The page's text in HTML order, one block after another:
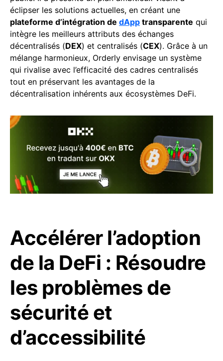
éclipser les solutions actuelles, en créant une
plateforme d’intégration de dApp transparente qui
intègre les meilleurs attributs des échanges
décentralisés (DEX) et centralisés (CEX). Grâce à un
mélange harmonieux, Orderly envisage un système
qui rivalise avec l’efficacité des cadres centralisés
tout en préservant les avantages de la
décentralisation inhérents aux écosystèmes DeFi.
Accélérer l’adoption
de la DeFi : Résoudre
les problèmes de
sécurité et
d’accessibilité